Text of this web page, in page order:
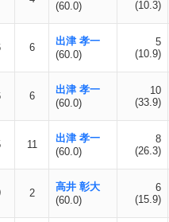
(60.0) (10.3)
6
出津 孝一
(60.0)
5
(10.9)
6
出津 孝一
(60.0)
10
(33.9)
11
出津 孝一
(60.0)
8
(26.3)
2
高井 彰大
(60.0)
6
(15.9)